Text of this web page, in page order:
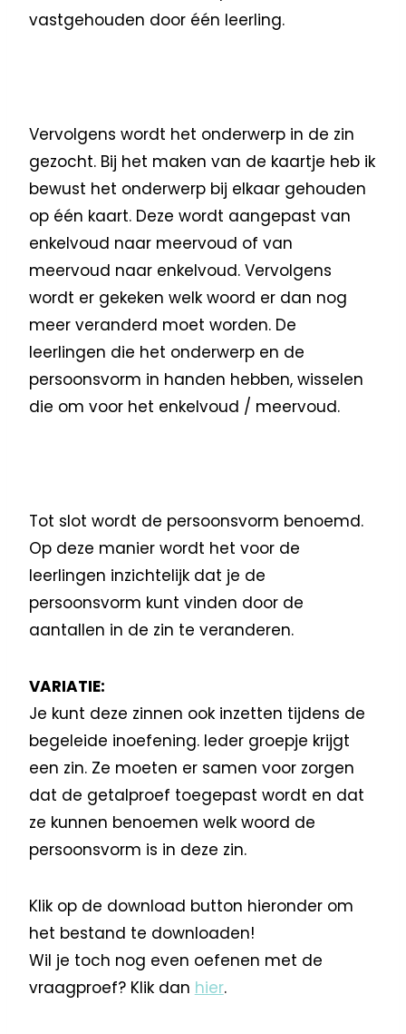
vastgehouden door één leerling.
Vervolgens wordt het onderwerp in de zin
gezocht. Bij het maken van de kaartje heb ik
bewust het onderwerp bij elkaar gehouden
op één kaart. Deze wordt aangepast van
enkelvoud naar meervoud of van
meervoud naar enkelvoud. Vervolgens
wordt er gekeken welk woord er dan nog
meer veranderd moet worden. De
leerlingen die het onderwerp en de
persoonsvorm in handen hebben, wisselen
die om voor het enkelvoud / meervoud.
Tot slot wordt de persoonsvorm benoemd.
Op deze manier wordt het voor de
leerlingen inzichtelijk dat je de
persoonsvorm kunt vinden door de
aantallen in de zin te veranderen.
VARIATIE:
Je kunt deze zinnen ook inzetten tijdens de
begeleide inoefening. Ieder groepje krijgt
een zin. Ze moeten er samen voor zorgen
dat de getalproef toegepast wordt en dat
ze kunnen benoemen welk woord de
persoonsvorm is in deze zin.
Klik op de download button hieronder om
het bestand te downloaden!
Wil je toch nog even oefenen met de
vraagproef? Klik dan hier.